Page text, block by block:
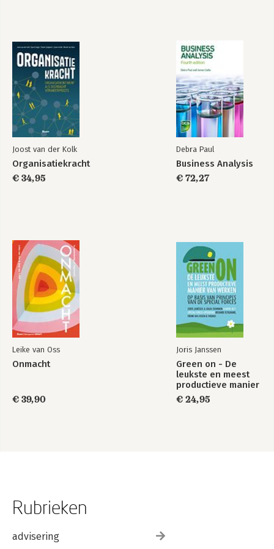
Bekijk alle boeken
Joost van der Kolk
Organisatiekracht
€ 34,95
Debra Paul
Business Analysis
€ 72,27
Leike van Oss
Onmacht
€ 39,90
Joris Janssen
Green on - De
leukste en meest
productieve manier
van werken
€ 24,95
Rubrieken
advisering